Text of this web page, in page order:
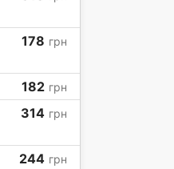
178 грн
182 грн
314 грн
244 грн